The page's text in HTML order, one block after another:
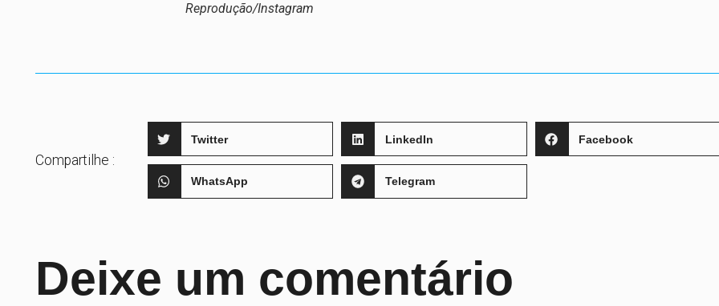
Reprodução/Instagram
Compartilhe :
Twitter LinkedIn Facebook
WhatsApp Telegram
Deixe um comentário